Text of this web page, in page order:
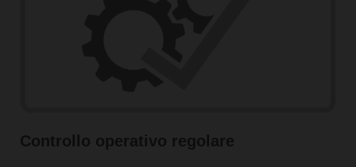
Controllo operativo regolare